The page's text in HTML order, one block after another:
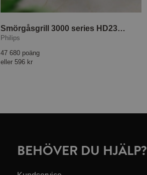
Smörgåsgrill 3000 series HD2331/90
Philips
47 680 poäng
eller 596 kr
BEHÖVER DU HJÄLP?